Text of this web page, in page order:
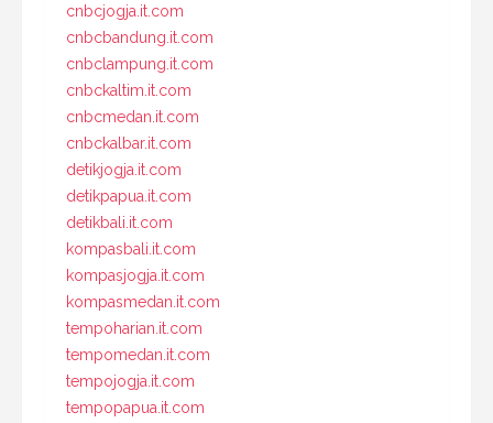
cnbcjogja.it.com
cnbcbandung.it.com
cnbclampung.it.com
cnbckaltim.it.com
cnbcmedan.it.com
cnbckalbar.it.com
detikjogja.it.com
detikpapua.it.com
detikbali.it.com
kompasbali.it.com
kompasjogja.it.com
kompasmedan.it.com
tempoharian.it.com
tempomedan.it.com
tempojogja.it.com
tempopapua.it.com